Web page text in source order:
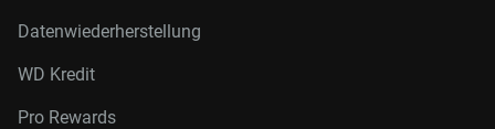
Datenwiederherstellung
WD Kredit
Pro Rewards